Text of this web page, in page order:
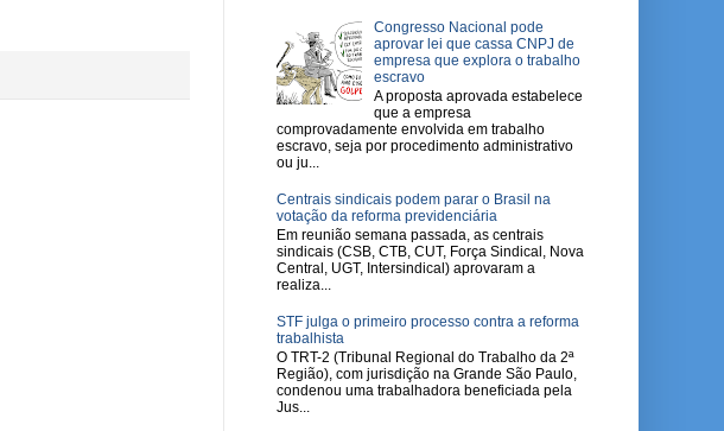
Congresso Nacional pode
aprovar lei que cassa CNPJ de
empresa que explora o trabalho
escravo
A proposta aprovada estabelece
que a empresa
comprovadamente envolvida em trabalho
escravo, seja por procedimento administrativo
ou ju...
Centrais sindicais podem parar o Brasil na
votação da reforma previdenciária
Em reunião semana passada, as centrais
sindicais (CSB, CTB, CUT, Força Sindical, Nova
Central, UGT, Intersindical) aprovaram a
realiza...
STF julga o primeiro processo contra a reforma
trabalhista
O TRT-2 (Tribunal Regional do Trabalho da 2ª
Região), com jurisdição na Grande São Paulo,
condenou uma trabalhadora beneficiada pela
Jus...